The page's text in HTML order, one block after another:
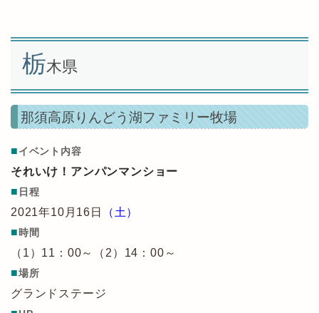
栃木県
那須高原りんどう湖ファミリー牧場
■イベント内容
それいけ！アンパンマンショー
■ 日程
2021年10月16日
（土）
■時間
（1）11：00～（2）14：00～
■場所
グランドステージ